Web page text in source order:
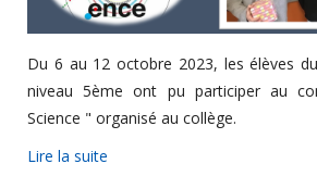
Du 6 au 12 octobre 2023, les élèves
niveau 5ème ont pu participer au
Science " organisé au collège.
Lire la suite